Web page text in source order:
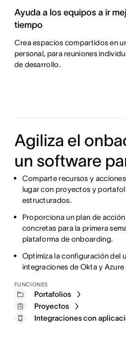
Ayuda a los equipos a ir
tiempo
Crea espacios compartidos en
personal, para reuniones
de desarrollo.
Agiliza el
un software
Comparte recursos y
lugar con proyectos y
estructurados.
Proporciona un plan de
concretas para la primera
plataforma de onboarding.
Optimiza la configuración del
integraciones de Okta y
FUNCIONES
Portafolios
Proyectos
Integraciones con